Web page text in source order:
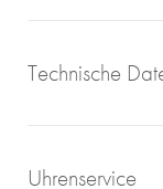
Technische
Uhrenservice